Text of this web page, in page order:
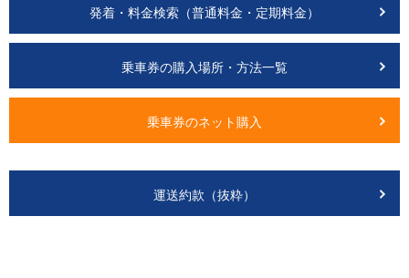
発着・料金検索（普通料金・定期料金）
乗車券の購入場所・方法一覧
乗車券のネット購入
運送約款（抜粋）